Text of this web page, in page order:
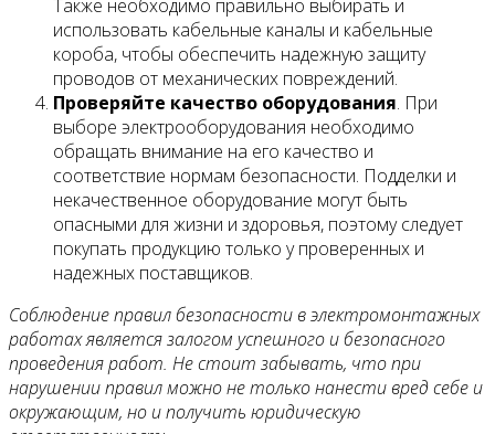
Также необходимо правильно выбирать и
использовать кабельные каналы и кабельные
короба, чтобы обеспечить надежную защиту
проводов от механических повреждений.
Проверяйте качество оборудования. При
выборе электрооборудования необходимо
обращать внимание на его качество и
соответствие нормам безопасности. Подделки и
некачественное оборудование могут быть
опасными для жизни и здоровья, поэтому следует
покупать продукцию только у проверенных и
надежных поставщиков.
Соблюдение правил безопасности в электромонтажных
работах является залогом успешного и безопасного
проведения работ. Не стоит забывать, что при
нарушении правил можно не только нанести вред себе и
окружающим, но и получить юридическую